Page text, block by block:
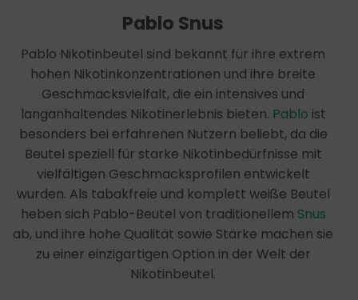
Pablo Snus
Pablo Nikotinbeutel sind bekannt für ihre extrem
hohen Nikotinkonzentrationen und ihre breite
Geschmacksvielfalt, die ein intensives und
langanhaltendes Nikotinerlebnis bieten. Pablo ist
besonders bei erfahrenen Nutzern beliebt, da die
Beutel speziell für starke Nikotinbedürfnisse mit
vielfältigen Geschmacksprofilen entwickelt
wurden. Als tabakfreie und komplett weiße Beutel
heben sich Pablo-Beutel von traditionellem Snus
ab, und ihre hohe Qualität sowie Stärke machen sie
zu einer einzigartigen Option in der Welt der
Nikotinbeutel.